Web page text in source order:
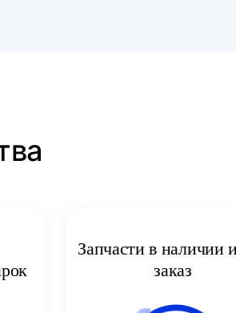
Запчасти в наличии
заказ